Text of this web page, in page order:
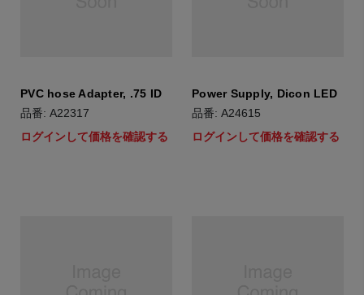
PVC hose Adapter, .75 ID
品番: A22317
ログインして価格を確認する
Power Supply, Dicon LED
品番: A24615
ログインして価格を確認する